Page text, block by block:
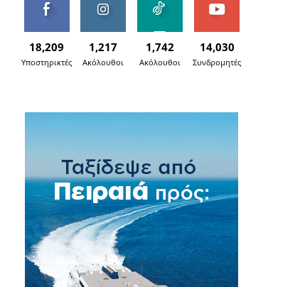
18,209
Υποστηρικτές
1,217
Ακόλουθοι
1,742
Ακόλουθοι
14,030
Συνδρομητές